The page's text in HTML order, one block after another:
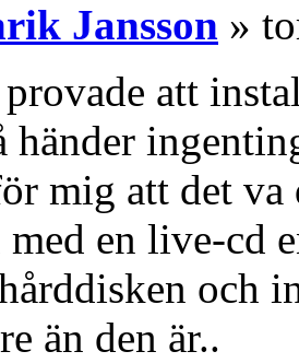
Jansson »
att
händer
mig att det
en live-cd
och
än den är..